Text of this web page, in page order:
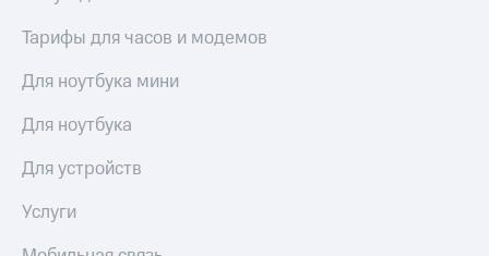
Тарифы для часов и модемов
Для ноутбука мини
Для ноутбука
Для устройств
Услуги